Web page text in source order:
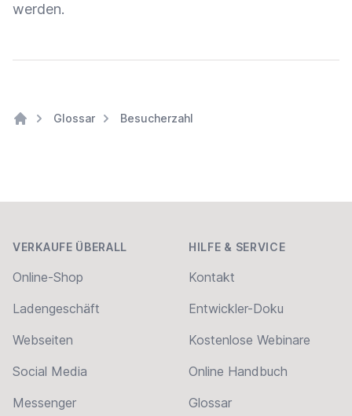
werden.
Glossar Besucherzahl
VERKAUFE ÜBERALL
Online-Shop
Ladengeschäft
Webseiten
Social Media
Messenger
HILFE & SERVICE
Kontakt
Entwickler-Doku
Kostenlose Webinare
Online Handbuch
Glossar